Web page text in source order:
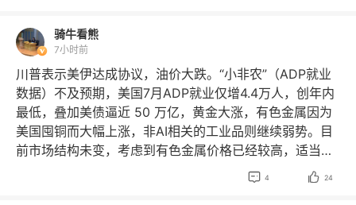
模约24.9亿美元，2035年有望突破460亿美元，CAGR有
望超过33%。中国市场增速与全球同步，有望成为最具确
定性的增量市场之一。 近期AI PC产业迭代提速，各大科
技厂商密集推出新品，行业加速商业化落地。业内人士
称，受益于PC换机周期与端侧AI渗透双重红利，AI PC有
望成为消费电子高确定性增长赛道。产业风口下，芯片架
构竞争态势凸显，代工、电池、精密结构件等上下游产业
赛道或加码布局业务，抢抓行业规模化爆发带来的新机
号，现阶段做盘还是“摸着石头过河”要小心为上，A股已经
受不起任何风吹草动了！ 骑牛看熊发现受美国相关禁令影
响，全球科技股出现大幅震荡，A股半导体、消费电子等
核心科技板块同步承压，市场避险情绪升温。但与此同
时，玻璃玻纤板块却逆势走强领涨两市，核心逻辑是AI算
力爆发带动电子布供需紧平衡，量价齐升支撑板块景气
度。玻璃玻纤板块的核心上涨动力，源于电子级玻纤布
（电子布）的高景气行情，而电子布的需求爆发，直接关
骑牛看熊
7小时前
川普表示美伊达成协议，油价大跌。“小非农”（ADP就业
数据）不及预期，美国7月ADP就业仅增4.4万人，创年内
最低，叠加美债逼近 50 万亿，黄金大涨，有色金属因为
美国囤铜而大幅上涨，非AI相关的工业品则继续弱势。目
前市场结构未变，考虑到有色金属价格已经较高，适当注
 4  24